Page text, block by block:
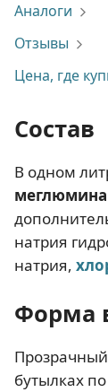
Аналоги
Отзывы
Цена, где
Состав
В одном
меглюмина
натрия
натрия,
Форма
Прозрачный
бутылках